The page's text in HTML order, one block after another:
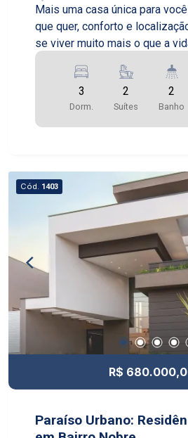
Mais uma casa única para
que quer, conforto e
se viver muito mais o que a
3
Dorm.
2
Suítes
2
Banho
Cód. 1403
R$
Paraíso Urbano: